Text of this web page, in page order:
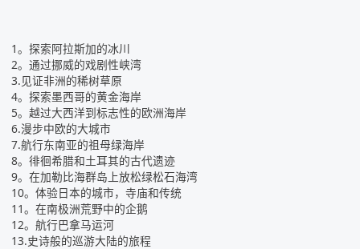
1。探索阿拉斯加的冰川
2。通过挪威的戏剧性峡湾
3.见证非洲的稀树草原
4。探索墨西哥的黄金海岸
5。越过大西洋到标志性的欧洲海岸
6.漫步中欧的大城市
7.航行东南亚的祖母绿海岸
8。徘徊希腊和土耳其的古代遗迹
9。在加勒比海群岛上放松绿松石海湾
10。体验日本的城市，寺庙和传统
11。在南极洲荒野中的企鹅
12。航行巴拿马运河
13.史诗般的巡游大陆的旅程